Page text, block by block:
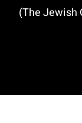
הרובע היהודי – (The Jewish Quarter in Barcelona)